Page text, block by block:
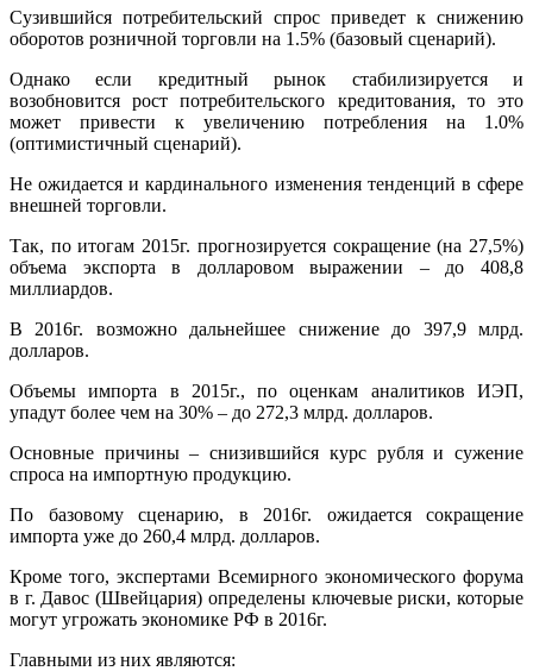
Сузившийся потребительский спрос приведет к снижению
оборотов розничной торговли на 1.5% (базовый сценарий).
Однако если кредитный рынок стабилизируется и
возобновится рост потребительского кредитования, то это
может привести к увеличению потребления на 1.0%
(оптимистичный сценарий).
Не ожидается и кардинального изменения тенденций в сфере
внешней торговли.
Так, по итогам 2015г. прогнозируется сокращение (на 27,5%)
объема экспорта в долларовом выражении – до 408,8
миллиардов.
В 2016г. возможно дальнейшее снижение до 397,9 млрд.
долларов.
Объемы импорта в 2015г., по оценкам аналитиков ИЭП,
упадут более чем на 30% – до 272,3 млрд. долларов.
Основные причины – снизившийся курс рубля и сужение
спроса на импортную продукцию.
По базовому сценарию, в 2016г. ожидается сокращение
импорта уже до 260,4 млрд. долларов.
Кроме того, экспертами Всемирного экономического форума
в г. Давос (Швейцария) определены ключевые риски, которые
могут угрожать экономике РФ в 2016г.
Главными из них являются: